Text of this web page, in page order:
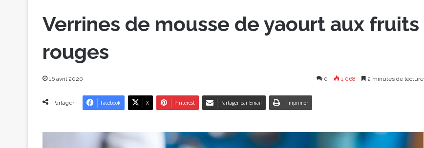
Verrines de mousse de yaourt aux fruits
rouges
16 avril 2020 0 1 068 2 minutes de lecture
Partager Facebook X Pinterest Partager par Email Imprimer